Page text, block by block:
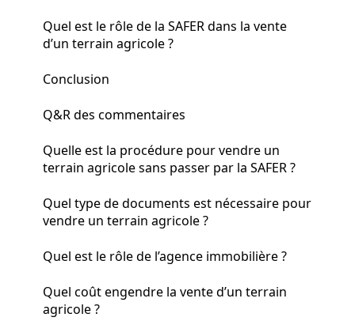
Quel est le rôle de la SAFER dans la vente
d’un terrain agricole ?
Conclusion
Q&R des commentaires
Quelle est la procédure pour vendre un
terrain agricole sans passer par la SAFER ?
Quel type de documents est nécessaire pour
vendre un terrain agricole ?
Quel est le rôle de l’agence immobilière ?
Quel coût engendre la vente d’un terrain
agricole ?